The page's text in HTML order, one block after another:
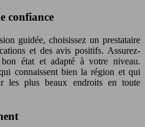
confiance
guidée, choisissez un prestataire
et des avis positifs. Assurez-
état et adapté à votre niveau.
connaissent bien la région et qui
les plus beaux endroits en toute